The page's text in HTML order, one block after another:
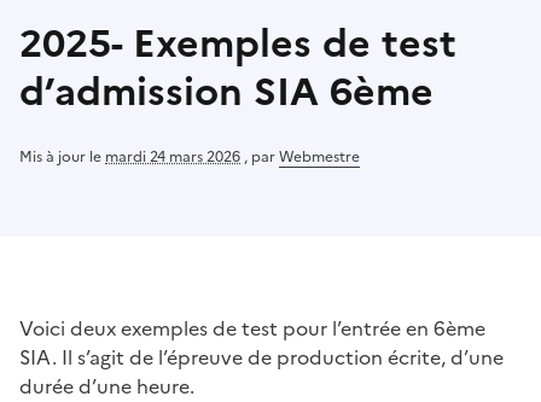
2025- Exemples de test
d’admission SIA 6ème
Mis à jour le mardi 24 mars 2026 , parWebmestre
Voici deux exemples de test pour l’entrée en 6ème
SIA. Il s’agit de l’épreuve de production écrite, d’une
durée d’une heure.